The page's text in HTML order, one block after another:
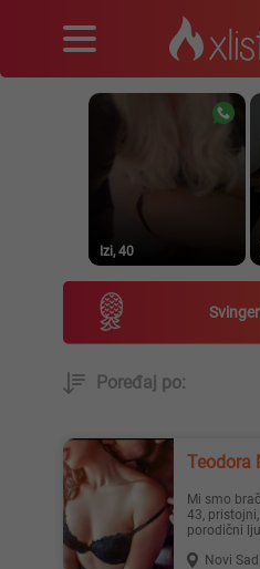
Izi, 40
Poređaj po:
Mi smo bračni par Teodora i Marko, 43-
43,
porodični
Novi Sad